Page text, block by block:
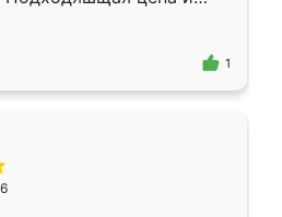
Приехавший
Владислав
эскизу самый
1